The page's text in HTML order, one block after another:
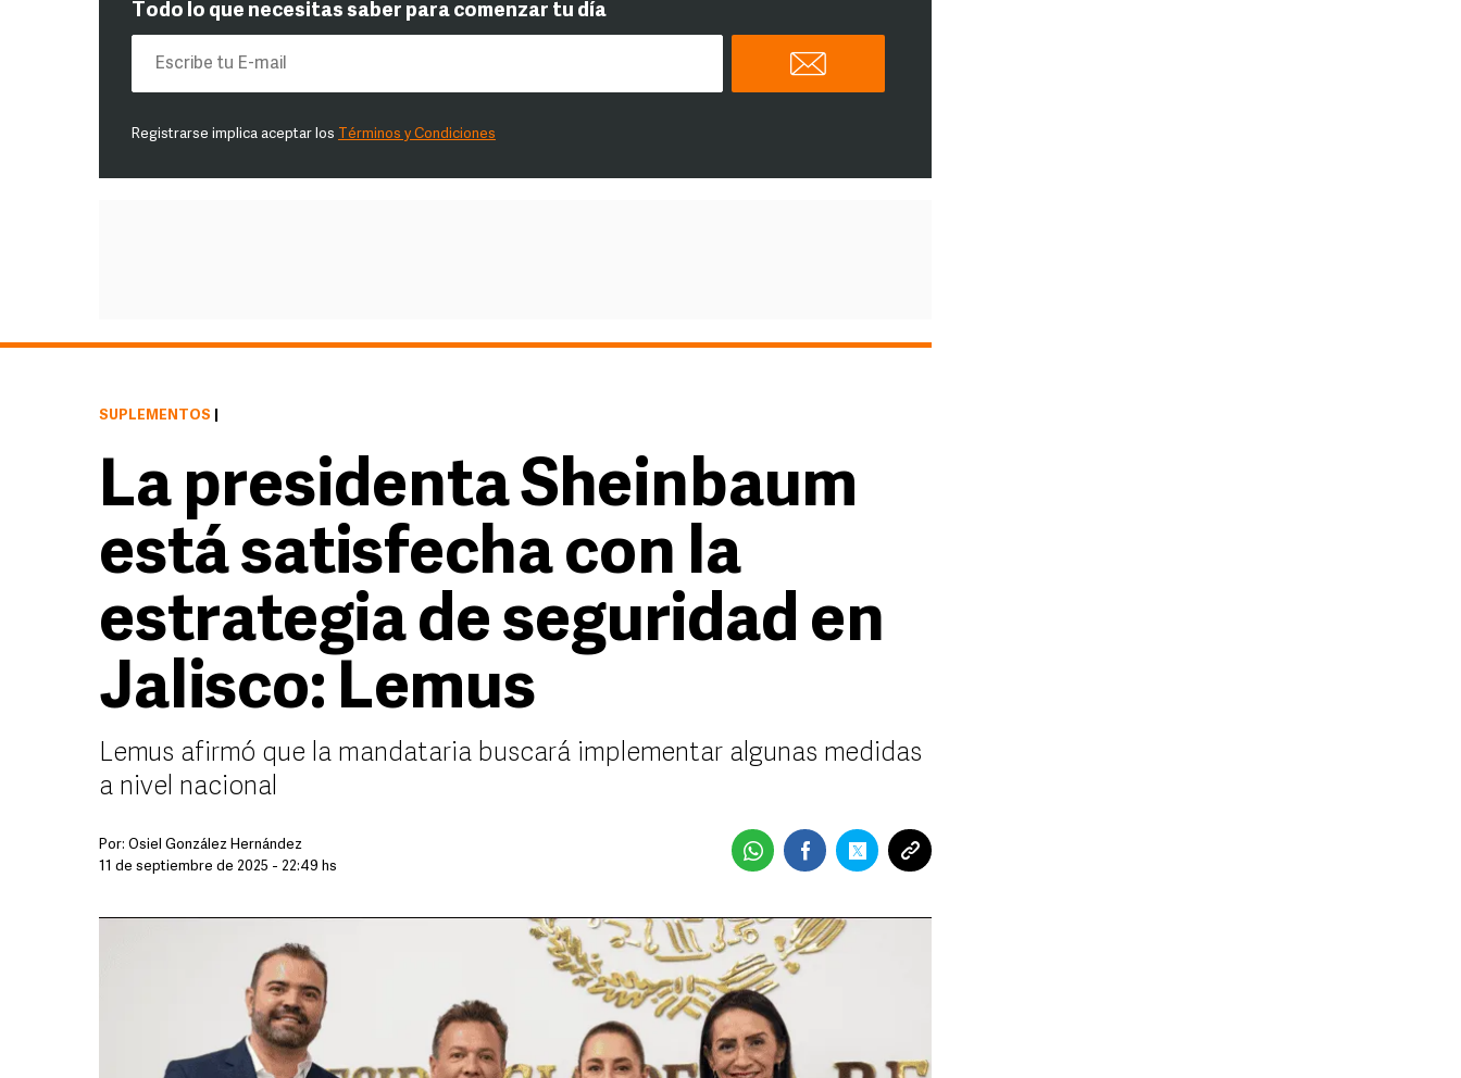
Todo lo que necesitas saber para comenzar tu día
Registrarse implica aceptar los Términos y Condiciones
SUPLEMENTOS
La presidenta Sheinbaum
está satisfecha con la
estrategia de seguridad en
Jalisco: Lemus
Lemus afirmó que la mandataria buscará implementar algunas medidas
a nivel nacional
Por: Osiel González Hernández
11 de septiembre de 2025 - 22:49 hs